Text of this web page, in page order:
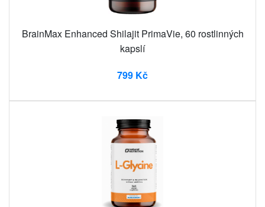
BrainMax Enhanced Shilajit PrimaVie, 60 rostlinných
kapslí
799 Kč